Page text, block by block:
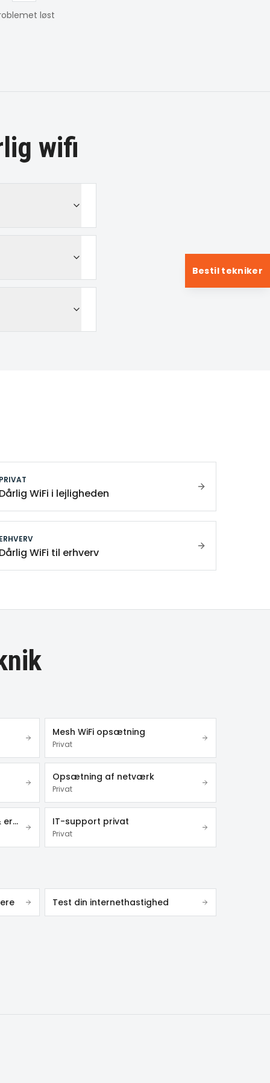
løst
wifi
WiFi i lejligheden
WiFi til erhverv
Mesh WiFi opsætning
Privat
Opsætning af netværk
Privat
Videoovervågning – privat & erhverv IT-support privat
Privat
Test din internethastighed
Bestil tekniker